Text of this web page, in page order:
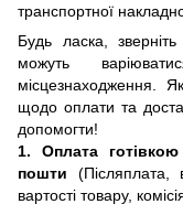
транспортної
Будь ласка,
можуть
місцезнаходження.
щодо оплати та
допомогти!
1. Оплата
пошти
вартості товару,